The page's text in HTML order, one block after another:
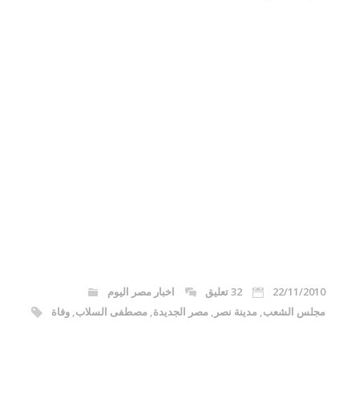
22/11/2010 32 تعليق
اخبار مصر اليوم
مجلس الشعب,مدينة نصر ,مصر الجديدة,مصطفى السلاب,وفاة